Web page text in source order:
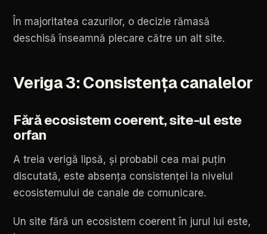
În majoritatea cazurilor, o decizie rămasă
deschisă înseamnă plecare către un alt site.
Veriga3:Consistențacanalelor
Fărăecosistem coerent,site-ul este
orfan
A treia verigă lipsă, și probabil cea mai puțin
discutată, este absența consistenței la nivelul
ecosistemului de canale de comunicare.
Un site fără un ecosistem coerent în jurul lui este,